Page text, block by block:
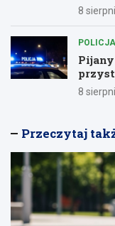
8
POLICJA
8
Przeczytaj